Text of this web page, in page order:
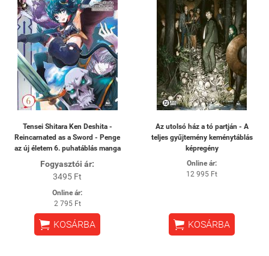
Tensei Shitara Ken Deshita -
Reincarnated as a Sword - Penge
az új életem 6. puhatáblás manga
Fogyasztói ár:
3495 Ft
Online ár:
2 795 Ft
 KOSÁRBA
Az utolsó ház a tó partján - A
teljes gyűjtemény keménytáblás
képregény
Online ár:
12 995 Ft
 KOSÁRBA